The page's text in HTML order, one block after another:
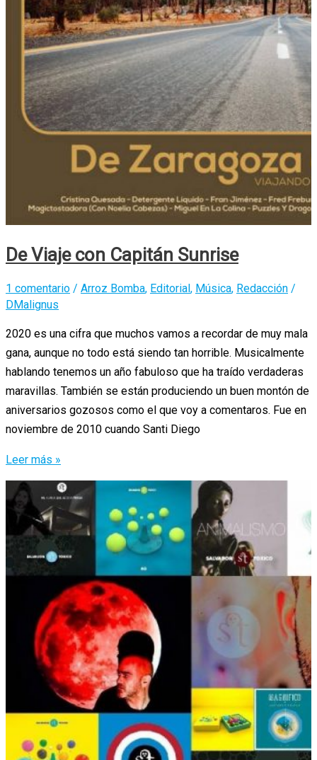
De Viaje con Capitán Sunrise
1 comentario / Arroz Bomba, Editorial, Música, Redacción /
DMalignus
2020 es una cifra que muchos vamos a recordar de muy mala
gana, aunque no todo está siendo tan horrible. Musicalmente
hablando tenemos un año fabuloso que ha traído verdaderas
maravillas. También se están produciendo un buen montón de
aniversarios gozosos como el que voy a comentaros. Fue en
noviembre de 2010 cuando Santi Diego
De
Viaje
con
Capitán
Sunrise
Leer más »